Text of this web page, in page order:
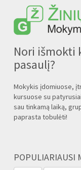
Nori išmokti
pasaulį?
Mokykis įdomiuose,
kursuose su
sau tinkamą laiką,
paprasta tobulėti!
POPULIARIAUSI